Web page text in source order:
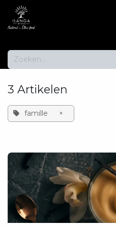
Overslaan naar inhoud
3 Artikelen
famille ×